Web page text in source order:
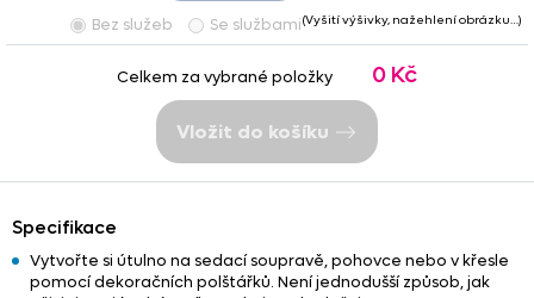
Bez služeb Se službami(Vyšití výšivky, nažehlení obrázku…)
Celkem za vybrané položky 0 Kč
Vložit do košíku
Specifikace
Vytvořte si útulno na sedací soupravě, pohovce nebo v křesle
pomocí dekoračních polštářků. Není jednodušší způsob, jak